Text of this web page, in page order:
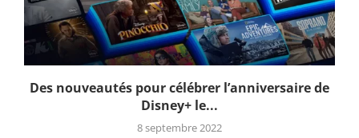
Des nouveautés pour célébrer l’anniversaire de
Disney+ le...
8 septembre 2022